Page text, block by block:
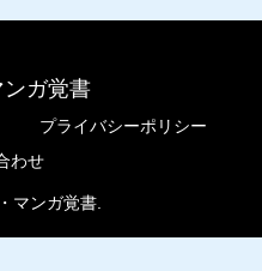
ガ覚書
プライバシーポリシー
わせ
マンガ覚書.